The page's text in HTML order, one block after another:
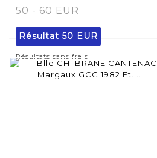
50 - 60 EUR
Résultat 50 EUR
Résultats sans frais